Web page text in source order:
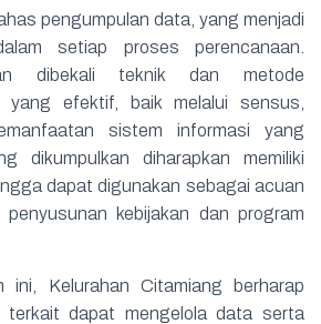
pengumpulan data, yang menjadi
setiap proses perencanaan.
dibekali teknik dan metode
yang efektif, baik melalui sensus,
sistem informasi yang
dikumpulkan diharapkan memiliki
dapat digunakan sebagai acuan
kebijakan dan program
ini, Kelurahan Citamiang berharap
terkait dapat mengelola data serta